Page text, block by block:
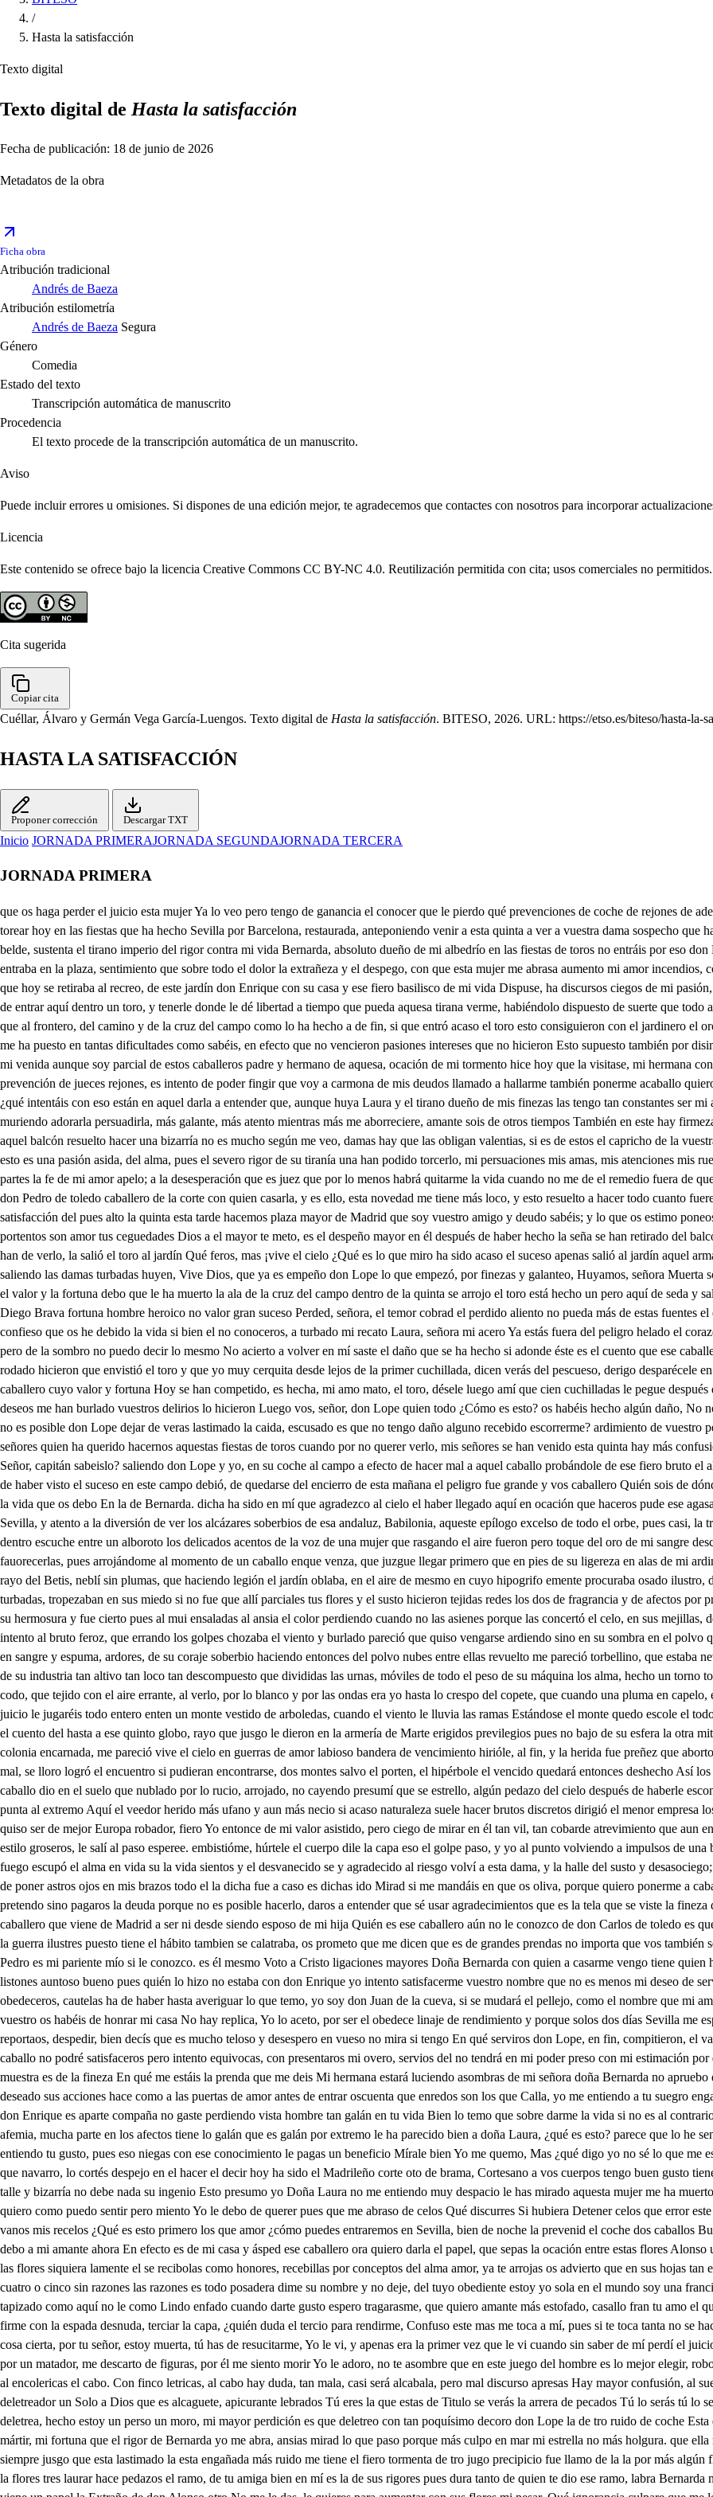
/
Hasta la satisfacción
Texto digital
Texto digital de Hasta la satisfacción
Fecha de publicación: 18 de junio de 2026
Metadatos de la obra
Ficha obra
Atribución tradicional
Andrés de Baeza
Atribución estilometría
Andrés de Baeza Segura
Género
Comedia
Estado del texto
Transcripción automática de manuscrito
Procedencia
El texto procede de la transcripción automática de un manuscrito.
Aviso
Puede incluir errores u omisiones. Si dispones de una edición mejor, te agradecemos que contactes con nosotros para incorporar
Licencia
Este contenido se ofrece bajo la licencia Creative Commons CC BY-NC 4.0. Reutilización permitida con cita; usos comerciales no permitidos.
Cita sugerida
Copiar cita
Cuéllar, Álvaro y Germán Vega García-Luengos. Texto digital de Hasta la satisfacción. BITESO, 2026. URL: https://etso.es/biteso/hasta-la-
HASTA LA SATISFACCIÓN
Proponer corrección Descargar TXT
Inicio JORNADA PRIMERAJORNADA SEGUNDAJORNADA TERCERA
JORNADA PRIMERA
que os haga perder el juicio esta mujer Ya lo veo pero tengo de ganancia el conocer que le pierdo qué prevenciones de coche de rejones de aderezos, de jueces y caballos es aquesta, si en efecto no habéis querido torear hoy en las fiestas que ha hecho Sevilla por Barcelona, restaurada, anteponiendo venir a esta quinta a ver a vuestra dama sospecho que ha sido a verla no más Ya sabéis del mal que muero Ya sabéis como belde, sustenta el tirano imperio del rigor contra mi vida Bernarda, absoluto dueño de mi albedrío en las fiestas de toros no entráis por eso don Lope que me decís cuando no ha querido verlos, porque supe que no entraba en la plaza, sentimiento que sobre todo el dolor la extrañeza y el despego, con que esta mujer me abrasa aumento mi amor incendios, con cuyo dolor más vivas mis ceguedades, sabiendo desde esta mañana, que hoy se retiraba al recreo, de este jardín don Enrique con su casa y ese fiero basilisco de mi vida Dispuse, ha discursos ciegos de mi pasión, ¿cómo ha sido mi criado el jardinero de esta quinta que me diese lugar de entrar aquí dentro un toro, y tenerle donde le dé libertad a tiempo que pueda aquesa tirana verme, habiéndolo dispuesto de suerte que todo acaso parezca porque temiendo de esta quinta abierta, aquella puerta que al frontero, del camino y de la cruz del campo como lo ha hecho a de fin, si que entró acaso el toro esto consiguieron con el jardinero el oro y con mi amor el desprecio que aunque conducir aquí su ferocidad me ha puesto en tantas dificultades como sabéis, en efecto que no vencieron pasiones intereses que no hicieron Esto supuesto también por disimular honesto el venir, yo hasta aquí se que se note el fundamento de mi venida aunque soy parcial de estos caballeros padre y hermano de aquesa, ocación de mi tormento hice hoy que la visitase, mi hermana con que vinieron juntas las dos en su coche, porque disimulemos, mas la prevención de jueces rejones, es intento de poder fingir que voy a carmona de mis deudos llamado a hallarme también ponerme acaballo quiero en sus fiestas haced que suelten el bruto Mas, pues vemos en fin, ¿qué intentáis con eso están en aquel darla a entender que, aunque huya Laura y el tirano dueño de mis finezas las tengo tan constantes ser mi amor que la sigue, y en efecto querer la galantearla. solicitando, muriendo adorarla persuadirla, más galante, más atento mientras más me aborreciere, amante sois de otros tiempos También en este hay firmeza, Al fin ¿queréis os entiendo que aquí os vea vuestra ingrata desde aquel balcón resuelto hacer una bizarría no es mucho según me veo, damas hay que las obligan valentias, si es de estos el capricho de la vuestra quiso acertaréis el hierro de tan loco desvarío, Yo me abraso, todo esto es una pasión asida, del alma, pues el severo rigor de su tiranía una han podido torcerlo, mi persuaciones mis amas, mis atenciones mis ruegos, i halagos mis finezas su porfías mis anhelos, condenada en todas partes la fe de mi amor apelo; a la desesperación que es juez que por lo menos habrá quitarme la vida cuando no me de el remedio fuera de que ya ha llegado mi mal al rigor postrero porque esa vida que aquí un don Pedro de toledo caballero de la corte con quien casarla, y es ello, esta novedad me tiene más loco, y esto resuelto a hacer todo cuanto fuere de parte de mi amor ciego qué caballo traéis? el rucio, es valiente satisfacción del pues alto la quinta esta tarde hacemos plaza mayor de Madrid que soy vuestro amigo y deudo sabéis; y lo que os estimo poneos en él porque quiero hacer la seña y que salga el toro al jardín portentos son amor tus ceguedades Dios a el mayor te meto, es el despeño mayor en él después de haber hecho la seña se han retirado del balcón las damas, pienso que ha de malograr don Lope la ocación, pues no han de verlo, la salió el toro al jardín Qué feros, mas ¡vive el cielo ¿Qué es lo que miro ha sido acaso el suceso apenas salió al jardín aquel armado trueno que a un tiempo es primeros rayos cuando iban también saliendo las damas turbadas huyen, Vive Dios, que ya es empeño don Lope lo que empezó, por finezas y galanteo, Huyamos, señora Muerta soy. Valedme cielo Hay suceso semejante fuerza es ya es poner al riesgo el valor y la fortuna debo que le ha muerto la ala de la cruz del campo dentro de la quinta se arrojo el toro está hecho un pero aquí de seda y salinas, villa varillas, luego el almirante y seralbo, Barrabas y gomes Diego Brava fortuna hombre heroico no valor gran suceso Perded, señora, el temor cobrad el perdido aliento no pueda más de estas fuentes el cristal que mi deseo un prodigio es de hermosura ciega turbado os confieso que os he debido la vida si bien el no conoceros, a turbado mi recato Laura, señora mi acero Ya estás fuera del peligro helado el corazón tengo hija Bernarda Bernarda donde estás Señor del riesgo libre, pero de la sombro no puedo decir lo mesmo No acierto a volver en mí saste el daño que se ha hecho si adonde éste es el cuento que ese caballero dio. consigo todo en el suelo con que entre el su cabello un rucio rodado hicieron que envistió el toro y que yo muy cerquita desde lejos de la primer cuchillada, dicen verás del pescueso, derigo desparécele en el aire después aparta leo, aquel hombre a quien mata el caballo, caballero cuyo valor y fortuna Hoy se han competido, es hecha, mi amo mato, el toro, désele luego amí que cien cuchilladas le pegue después de muerto ermano Señor, don Lope. Corrido estoy, vive el cielo mis deseos me han burlado vuestros delirios lo hicieron Luego vos, señor, don Lope quien todo ¿Cómo es esto? os habéis hecho algún daño, No no, señor, has asiento sucedióme mal mate, el caballo sacoles esta cuadra no es posible don Lope dejar de veras lastimado la caida, escusado es que no tengo daño alguno recebido escorrerme? ardimiento de vuestro pecho animoso, siempre ha de quedar venciendo Que habrá sido esto, señores quien ha querido hacernos aquestas fiestas de toros cuando por no querer verlo, mis señores se han venido esta quinta hay más confusión es de dónde ese animal ese incendio con alma salió don Lope Señor, capitán sabeislo? saliendo don Lope y yo, en su coche al campo a efecto de hacer mal a aquel caballo probándole de ese fiero bruto el alboroto oymos en vuestra quinta y viniendo no sabemos otra cosa mas de haber visto el suceso en este campo debió, de quedarse del encierro de esta mañana el peligro fue grande y vos caballero Quién sois de dónde venistes en tal ocasión y tiempo que he visto que he conocido darme la vida que os debo En la de Bernarda. dicha ha sido en mí que agradezco al cielo el haber llegado aquí en ocación que